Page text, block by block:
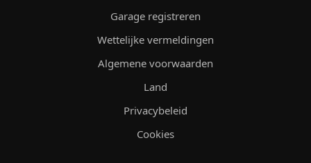
Garage registreren
Wettelijke vermeldingen
Algemene voorwaarden
Land
Privacybeleid
Cookies